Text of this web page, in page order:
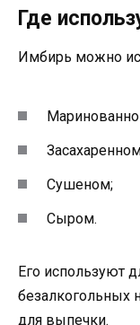
Где
Имбирь можно
Сушеном;
Сыром.
Его используют
безалкогольных
для выпечки.